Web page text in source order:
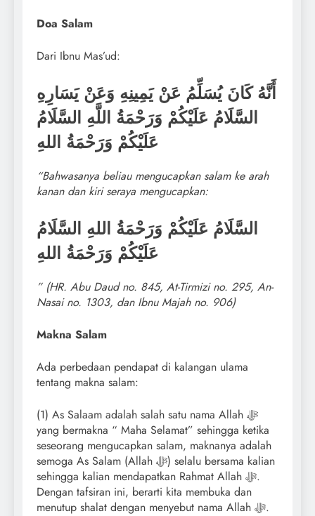
Doa Salam
Dari Ibnu Mas’ud:
أَنَّهُ كَانَ يُسَلِّمُ عَنْ يَمِينِهِ وَعَنْ يَسَارِهِ
السَّلَامُ عَلَيْكُمْ وَرَحْمَةُ اللَّهِ السَّلَامُ
عَلَيْكُمْ وَرَحْمَةُ اللهِ
“Bahwasanya beliau mengucapkan salam ke arah
kanan dan kiri seraya mengucapkan:
السَّلَامُ عَلَيْكُمْ وَرَحْمَةُ اللهِ السَّلَامُ
عَلَيْكُمْ وَرَحْمَةُ اللهِ
” (HR. Abu Daud no. 845, At-Tirmizi no. 295, An-
Nasai no. 1303, dan Ibnu Majah no. 906)
Makna Salam
Ada perbedaan pendapat di kalangan ulama
tentang makna salam:
(1) As Salaam adalah salah satu nama Allah ﷻ
yang bermakna “ Maha Selamat” sehingga ketika
seseorang mengucapkan salam, maknanya adalah
semoga As Salam (Allah ﷻ) selalu bersama kalian
sehingga kalian mendapatkan Rahmat Allah ﷻ.
Dengan tafsiran ini, berarti kita membuka dan
menutup shalat dengan menyebut nama Allah ﷻ.